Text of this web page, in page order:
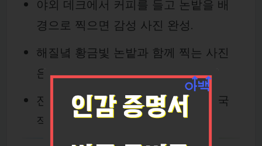
야외 데크에서 커피를 들고 논밭을 배
경으로 찍으면 감성 사진 완성.
해질녘 황금빛 논밭과 함께 찍는 사진
은 여행 인생샷으로 손색없습니다.
전통 대나무 다리 위에서 찍으면 이국
적인 느낌을 살릴 수 있습니다.